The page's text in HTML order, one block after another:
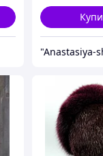
"Anastasiya-